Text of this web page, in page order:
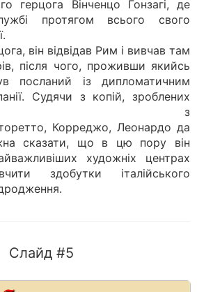
герцога Вінченцо Гонзагі, де
протягом всього свого
він відвідав Рим і вивчав там
після чого, проживши якийсь
посланий із дипломатичним
Судячи з копій, зроблених
з
Корреджо, Леонардо да
сказати, що в цю пору він
художніх центрах
здобутки італійського
Слайд #5